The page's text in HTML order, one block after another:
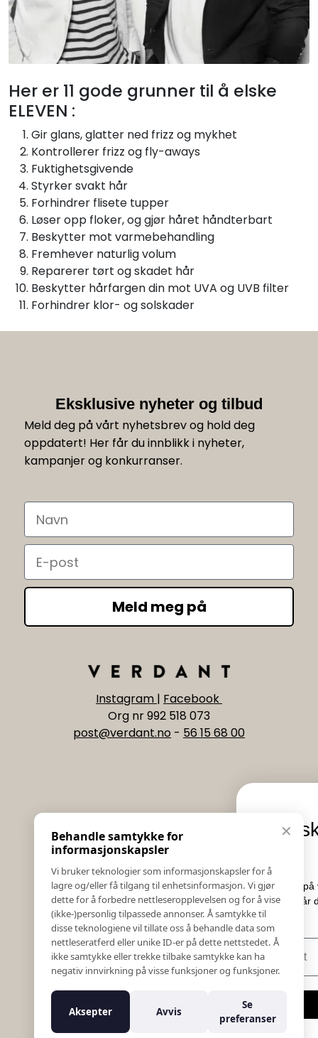
Her er 11 gode grunner til å elske
ELEVEN :
Gir glans, glatter ned frizz og mykhet
Kontrollerer frizz og fly-aways
Fuktighetsgivende
Styrker svakt hår
Forhindrer flisete tupper
Løser opp floker, og gjør håret håndterbart
Beskytter mot varmebehandling
Fremhever naturlig volum
Reparerer tørt og skadet hår
Beskytter hårfargen din mot UVA og UVB filter
Forhindrer klor- og solskader
Eksklusive nyheter og tilbud
Meld deg på vårt nyhetsbrev og hold deg
oppdatert! Her får du innblikk i nyheter,
kampanjer og konkurranser.
Navn
Email
Meld meg på
Instagram | Facebook
Org nr 992 518 073
post@verdant.no - 56 15 68 00
Informasjon
Salgs & Leveringsbetingelser
Registrer reklamasjon eller retur
Kontakt Oss
Bildebank
Følg Oss
Prislister
Etiske Retningslinjer
Åpenhetsloven
Varsling om kritikkverdige forhold
✕
Behandle samtykke for
informasjonskapsler
Vi bruker teknologier som informasjonskapsler for å
lagre og/eller få tilgang til enhetsinformasjon. Vi gjør
dette for å forbedre nettleseropplevelsen og for å vise
(ikke-)personlig tilpassede annonser. Å samtykke til
disse teknologiene vil tillate oss å behandle data som
nettleseratferd eller unike ID-er på dette nettstedet. Å
ikke samtykke eller trekke tilbake samtykke kan ha
negativ innvirkning på visse funksjoner og funksjoner.
Aksepter Avvis
Se
preferanser
Eksklusive nyheter og
Meld deg på vårt nyhetsbrev og hold deg
Her får du innblikk i nyheter, kampanjer og
konkurranser.
E-post
Meld meg på